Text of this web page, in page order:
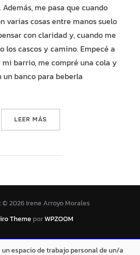
me pasa que cuando
varias cosas entre manos suelo
con claridad y, cuando me
los cascos y camino. Empecé a
barrio, me compré una cola y
banco para beberla
LEER MÁS«LA PROSPECTORA. F2:
© 2026 Irene Arroyo Morales
Theme porWPZOOM
un espacio de trabajo personal de un/a